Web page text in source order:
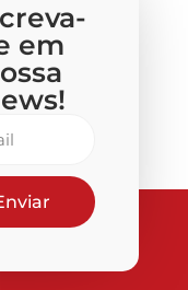
em